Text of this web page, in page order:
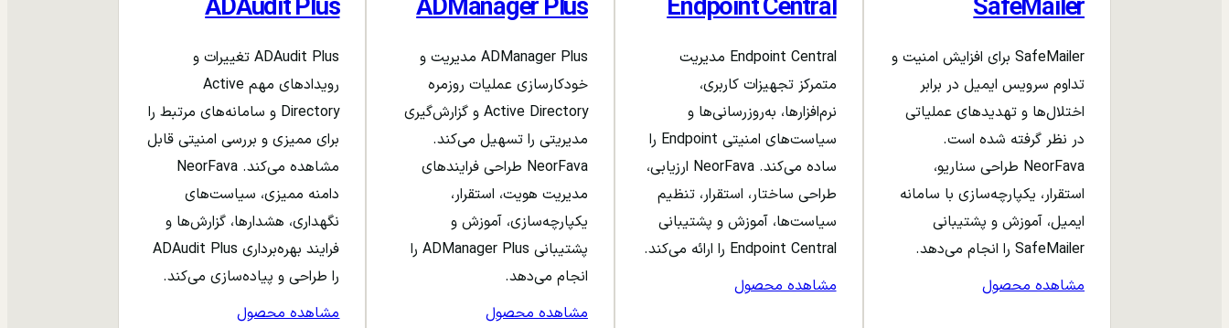
SafeMailer
SafeMailer برای افزایش امنیت و
تداوم سرویس ایمیل در برابر
اختلال‌ها و تهدیدهای عملیاتی
در نظر گرفته شده است.
NeorFava طراحی سناریو،
استقرار، یکپارچه‌سازی با سامانه
ایمیل، آموزش و پشتیبانی
SafeMailer را انجام می‌دهد.
مشاهده محصول
Endpoint Central
Endpoint Central مدیریت
متمرکز تجهیزات کاربری،
نرم‌افزارها، به‌روزرسانی‌ها و
سیاست‌های امنیتی Endpoint را
ساده می‌کند. NeorFava ارزیابی،
طراحی ساختار، استقرار، تنظیم
سیاست‌ها، آموزش و پشتیبانی
Endpoint Central را ارائه می‌کند.
مشاهده محصول
ADManager Plus
ADManager Plus مدیریت و
خودکارسازی عملیات روزمره
Active Directory و گزارش‌گیری
مدیریتی را تسهیل می‌کند.
NeorFava طراحی فرایندهای
مدیریت هویت، استقرار،
یکپارچه‌سازی، آموزش و
پشتیبانی ADManager Plus را
انجام می‌دهد.
مشاهده محصول
ADAudit Plus
ADAudit Plus تغییرات و
رویدادهای مهم Active
Directory و سامانه‌های مرتبط را
برای ممیزی و بررسی امنیتی قابل
مشاهده می‌کند. NeorFava
دامنه ممیزی، سیاست‌های
نگهداری، هشدارها، گزارش‌ها و
فرایند بهره‌برداری ADAudit Plus
را طراحی و پیاده‌سازی می‌کند.
مشاهده محصول